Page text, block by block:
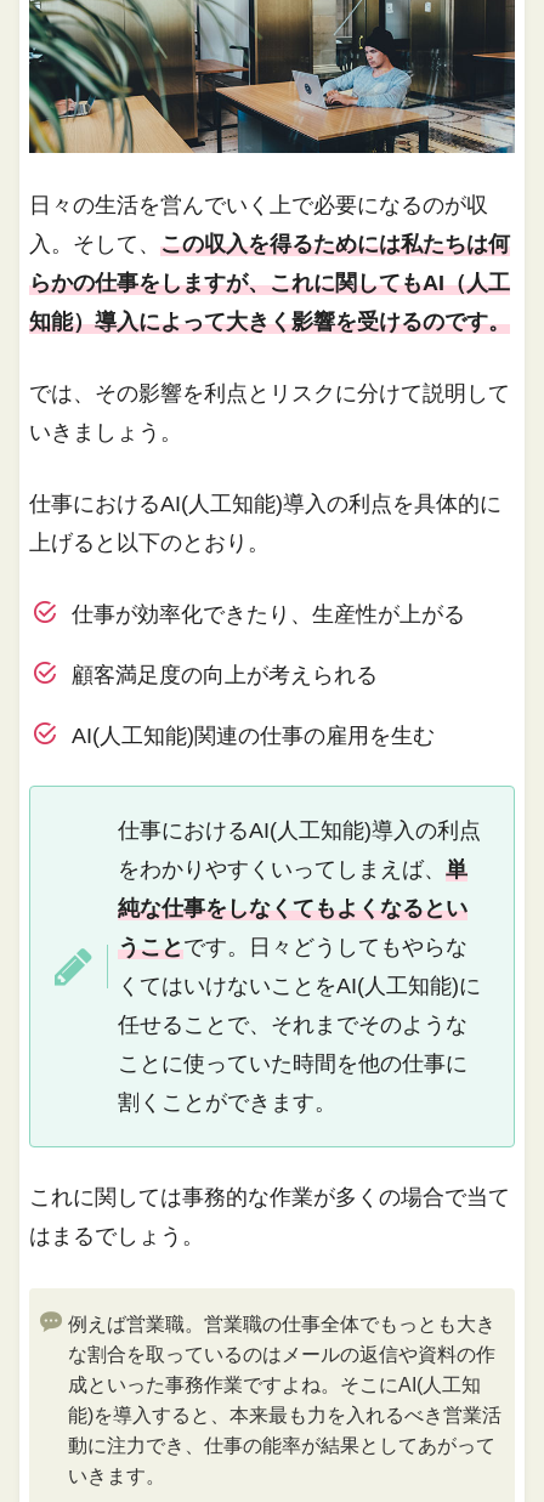
日々の生活を営んでいく上で必要になるのが収
入。そして、この収入を得るためには私たちは何
らかの仕事をしますが、これに関してもAI（人工
知能）導入によって大きく影響を受けるのです。
では、その影響を利点とリスクに分けて説明して
いきましょう。
仕事におけるAI(人工知能)導入の利点を具体的に
上げると以下のとおり。
仕事が効率化できたり、生産性が上がる
顧客満足度の向上が考えられる
AI(人工知能)関連の仕事の雇用を生む
仕事におけるAI(人工知能)導入の利点
をわかりやすくいってしまえば、単
純な仕事をしなくてもよくなるとい
うことです。日々どうしてもやらな
くてはいけないことをAI(人工知能)に
任せることで、それまでそのような
ことに使っていた時間を他の仕事に
割くことができます。
これに関しては事務的な作業が多くの場合で当て
はまるでしょう。
例えば営業職。営業職の仕事全体でもっとも大き
な割合を取っているのはメールの返信や資料の作
成といった事務作業ですよね。そこにAI(人工知
能)を導入すると、本来最も力を入れるべき営業活
動に注力でき、仕事の能率が結果としてあがって
いきます。